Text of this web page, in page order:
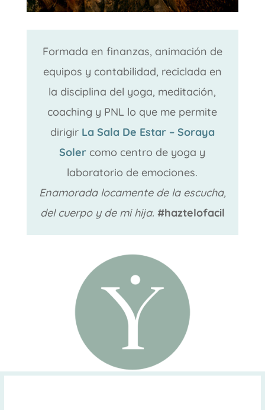
Formada en finanzas, animación de
equipos y contabilidad, reciclada en
la disciplina del yoga, meditación,
coaching y PNL lo que me permite
dirigir La Sala De Estar – Soraya
Soler como centro de yoga y
laboratorio de emociones.
Enamorada locamente de la escucha,
del cuerpo y de mi hija. #haztelofacil